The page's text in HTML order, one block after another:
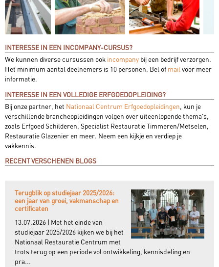
INTERESSE IN EEN INCOMPANY-CURSUS?
We kunnen diverse cursussen ook incompany bij een bedrijf verzorgen.
Het minimum aantal deelnemers is 10 personen. Bel of mailvoor meer
informatie.
INTERESSE IN EEN VOLLEDIGE ERFGOEDOPLEIDING?
Bij onze partner, het Nationaal Centrum Erfgoedopleidingen, kun je
verschillende brancheopleidingen volgen over uiteenlopende thema's,
zoals Erfgoed Schilderen, Specialist Restauratie Timmeren/Metselen,
Restauratie Glazenier en meer. Neem een kijkje en verdiep je
vakkennis.
RECENT VERSCHENEN BLOGS
Terugblik op studiejaar 2025/2026:
een jaar van groei, vakmanschap en
certificaten
13.07.2026 | Met het einde van
studiejaar 2025/2026 kijken we bij het
Nationaal Restauratie Centrum met
trots terug op een periode vol ontwikkeling, kennisdeling en
pra...